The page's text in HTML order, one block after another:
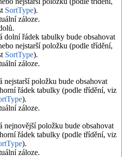
SortType).
záloze.
dolní řádek tabulky bude obsahovat
nejstarší položku (podle třídění,
SortType).
záloze.
nejstarší položku bude obsahovat
řádek tabulky (podle třídění, viz
).
záloze.
nejnovější položku bude obsahovat
řádek tabulky (podle třídění, viz
).
záloze.